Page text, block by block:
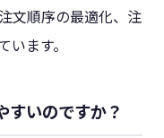
文順序の最適化、注
ます。
すいのですか？